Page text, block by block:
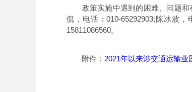
政策实施中遇到的困难、问题和
侃，电话：010-65292903;陈冰波，
15811086560。
附件： 2021年以来涉交通运输